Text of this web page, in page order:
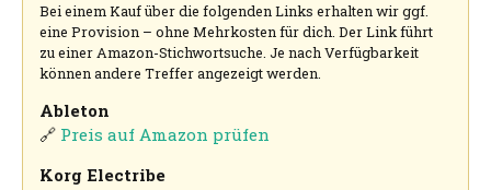
Bei einem Kauf über die folgenden Links erhalten wir ggf.
eine Provision – ohne Mehrkosten für dich. Der Link führt
zu einer Amazon-Stichwortsuche. Je nach Verfügbarkeit
können andere Treffer angezeigt werden.
Ableton
🔗 Preis auf Amazon prüfen
Korg Electribe